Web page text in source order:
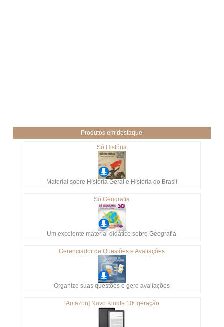
Produtos em destaque
Só História
Material sobre História Geral e História do Brasil
Só Geografia
Um excelente material didático sobre Geografia
Gerenciador de Questões e Avaliações
Organize suas questões e gere avaliações
[Amazon] Novo Kindle 10ª geração